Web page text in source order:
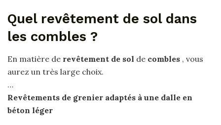
Quel revêtement de sol dans
les combles ?
En matière de revêtement de sol de combles , vous
aurez un très large choix.
…
Revêtements de grenier adaptés à une dalle en
béton léger